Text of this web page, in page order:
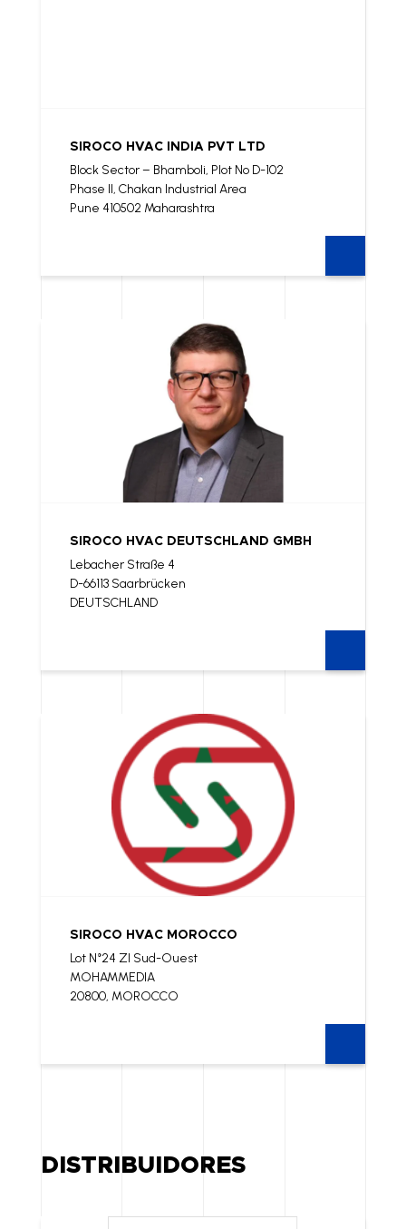
SIROCO HVAC INDIA PVT LTD
Block Sector – Bhamboli, Plot No D-102
Phase II, Chakan Industrial Area
Pune 410502 Maharashtra
SIROCO HVAC DEUTSCHLAND GMBH
Lebacher Straße 4
D-66113 Saarbrücken
DEUTSCHLAND
SIROCO HVAC MOROCCO
Lot N°24 ZI Sud-Ouest
MOHAMMEDIA
20800, MOROCCO
DISTRIBUIDORES